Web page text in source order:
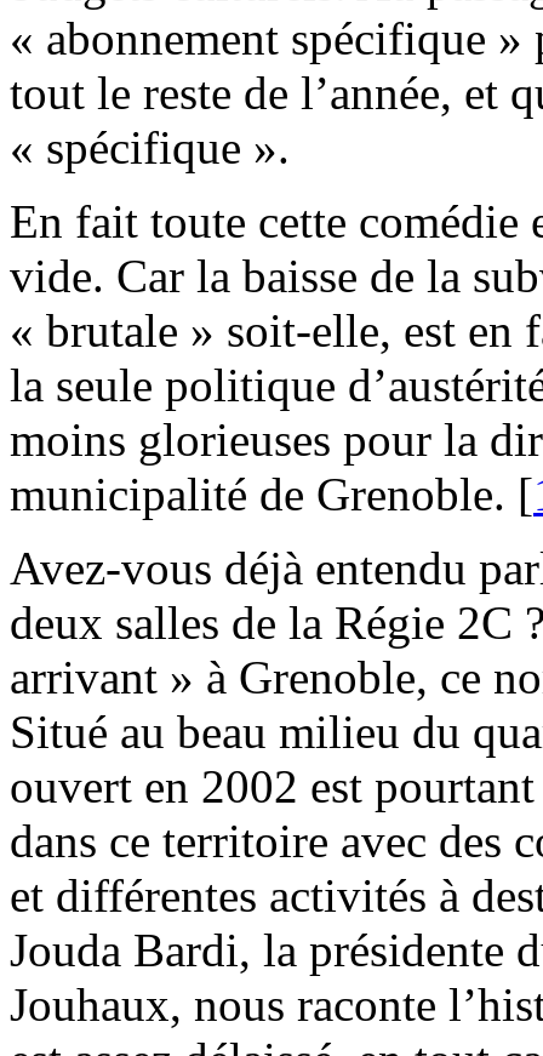
« abonnement spécifique
tout le reste de l’année, et
« spécifique ».
En fait toute cette comédie
vide. Car la baisse de la
« brutale » soit-elle, est en
la seule politique
moins glorieuses pour la
municipalité de Grenoble. [
Avez-vous déjà entendu
deux salles de la Régie 2C
arrivant » à Grenoble, ce
Situé au beau milieu du
ouvert en 2002 est
dans ce territoire avec des
et différentes activités à
Jouda Bardi, la présidente
Jouhaux, nous raconte